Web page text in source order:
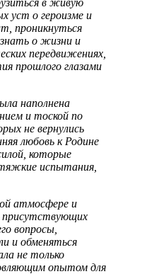
уст о героизме и
проникнуться
о жизни и
передвижениях,
прошлого глазами
наполнена
и тоской по
не вернулись
любовь к Родине
которые
испытания,
атмосфере и
присутствующих
вопросы,
и обменяться
не только
опытом для